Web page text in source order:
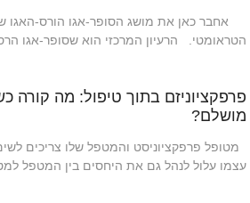
אחבר כאן את מושג הסופר-אגו הורס-האגו של
הטראומטי. הרעיון המרכזי הוא שסופר-אגו
פרפקציוניזם בתוך טיפול: מה קורה
מושלם?
מטופל פרפקציוניסט והמטפל שלו צריכים
עצמו עלול לנהל גם את היחסים בין המטפל